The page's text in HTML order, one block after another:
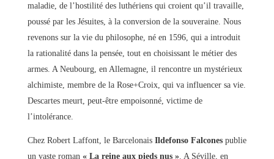
maladie, de l’hostilité des luthériens qui croient qu’il travaille,
poussé par les Jésuites, à la conversion de la souveraine. Nous
revenons sur la vie du philosophe, né en 1596, qui a introduit
la rationalité dans la pensée, tout en choisissant le métier des
armes. A Neubourg, en Allemagne, il rencontre un mystérieux
alchimiste, membre de la Rose+Croix, qui va influencer sa vie.
Descartes meurt, peut-être empoisonné, victime de
l’intolérance.
Chez Robert Laffont, le Barcelonais Ildefonso Falconespublie
un vaste roman « La reine aux pieds nus ». A Séville, en